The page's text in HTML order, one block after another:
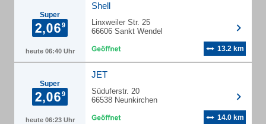
Super
heute 06:40 Uhr
Shell
Linxweiler Str. 25
66606 Sankt Wendel
13.2 km
Super
heute 06:23 Uhr
JET
Süduferstr. 20
66538 Neunkirchen
14.0 km